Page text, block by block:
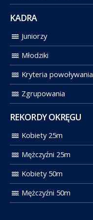
KADRA
Juniorzy
Młodziki
Kryteria powoływania
Zgrupowania
REKORDY OKRĘGU
Kobiety 25m
Mężczyźni 25m
Kobiety 50m
Mężczyźni 50m